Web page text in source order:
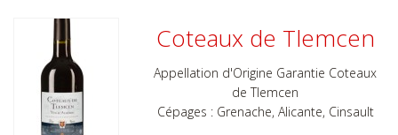
Coteaux de Tlemcen
Appellation d'Origine Garantie Coteaux
de Tlemcen
Cépages : Grenache, Alicante, Cinsault